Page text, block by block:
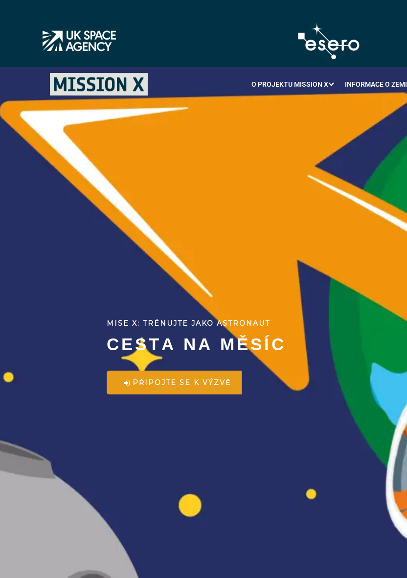
O PROJEKTU MISSION X INFORMACE O ZEMI
C ESTA N A MĚSÍ C
MISE X: TRÉNUJTE JAKO ASTRONAUT
PŘIPOJTE SE K VÝZVĚ